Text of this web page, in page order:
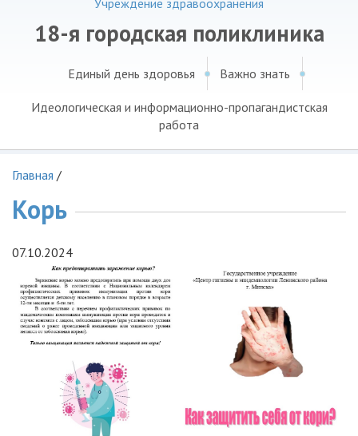
Учреждение здравоохранения
18-я городская поликлиника
Единый день здоровья Важно знать
Идеологическая и информационно-пропагандистская
работа
Главная /
Корь
07.10.2024